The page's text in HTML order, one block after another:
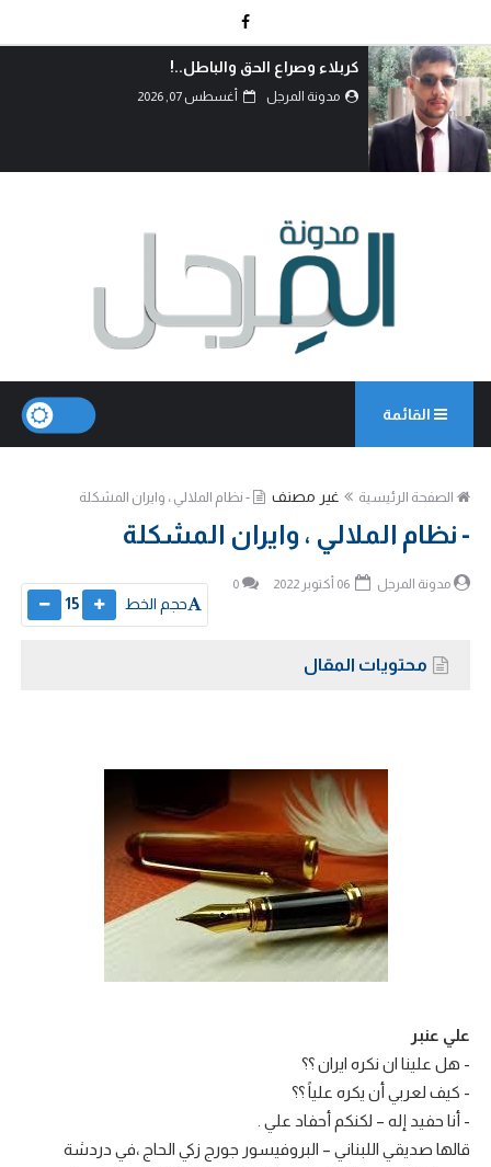
دماءُ أبنائنا ليست رخيصة..!
مدونة المرجل أغسطس 07, 2026
القائمة
الصفحة الرئيسية غير مصنف - نظام الملالي ، وايران المشكلة
- نظام الملالي ، وايران المشكلة
مدونة المرجل 0
حجم الخط 15
محتويات المقال
علي عنبر
- هل علينا ان نكره ايران ؟؟
- كيف لعربي أن يكره علياً ؟؟
- أنا حفيد إله – لكنكم أحفاد علي .
قالها صديقي اللبناني – البروفيسور جورج زكي الحاج ،في دردشة